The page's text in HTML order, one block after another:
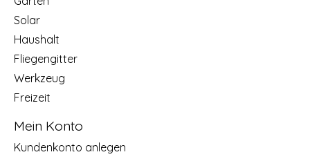
Solar
Haushalt
Fliegengitter
Werkzeug
Freizeit
Mein Konto
Kundenkonto anlegen